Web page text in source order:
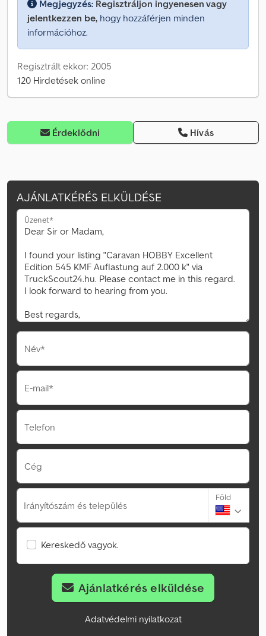
Megjegyzés: Regisztráljon ingyenesen vagy
jelentkezzen be, hogy hozzáférjen minden
információhoz.
Regisztrált ekkor: 2005
120 Hirdetések online
Érdeklődni Hívás
AJÁNLATKÉRÉS ELKÜLDÉSE
Üzenet*
Név*
E-mail*
Telefon
Cég
Irányítószám és település
Föld
Kereskedő vagyok.
Ajánlatkérés elküldése
Adatvédelmi nyilatkozat